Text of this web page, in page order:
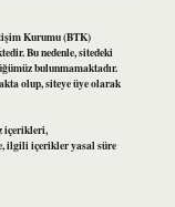
Kurumu (BTK)
Bu nedenle, sitedeki
bulunmamaktadır.
olup, siteye üye olarak
içerikleri,
ilgili içerikler yasal süre